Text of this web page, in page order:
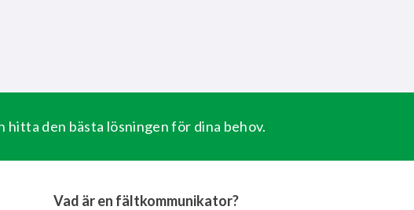
hitta den bästa lösningen för dina behov.
Vad är en fältkommunikator?